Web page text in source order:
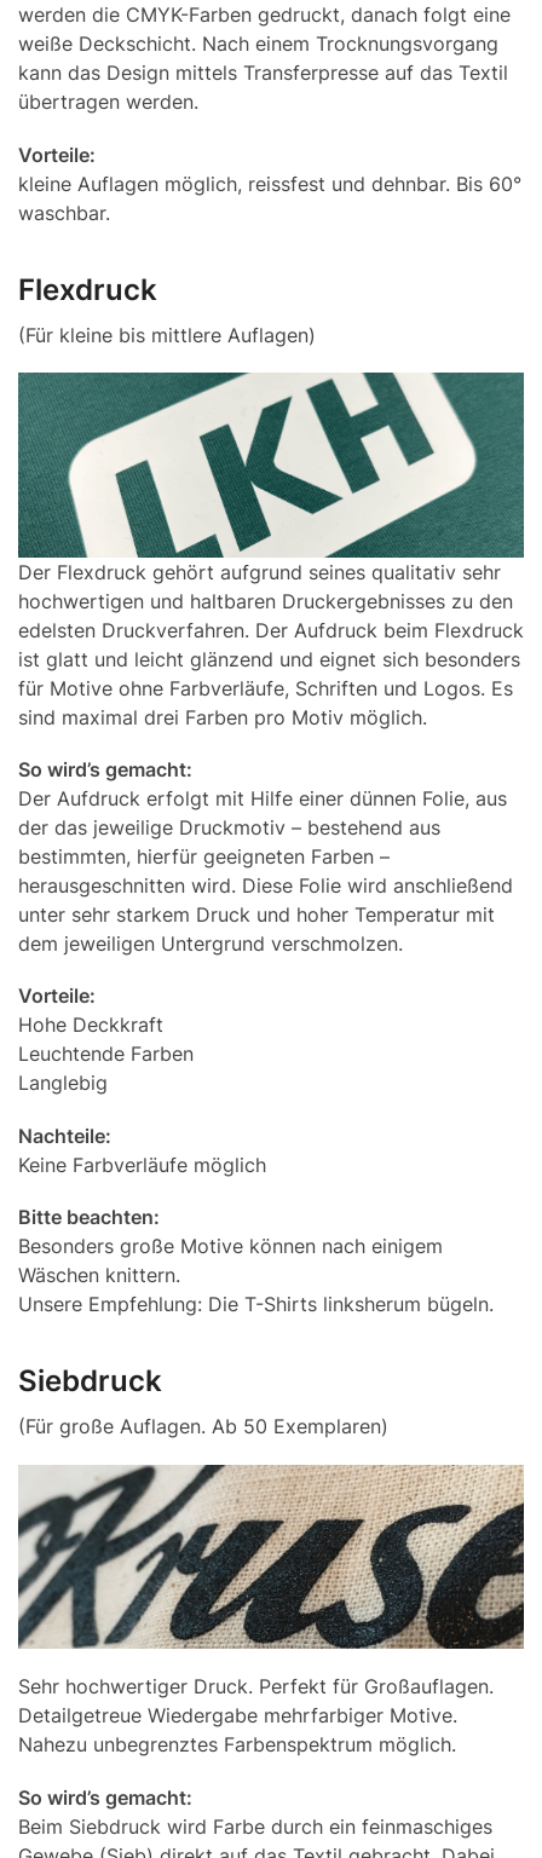
werden die CMYK-Farben gedruckt, danach folgt eine
weiße Deckschicht. Nach einem Trocknungsvorgang
kann das Design mittels Transferpresse auf das Textil
übertragen werden.
Vorteile:
kleine Auflagen möglich, reissfest und dehnbar. Bis 60°
waschbar.
Flexdruck
(Für kleine bis mittlere Auflagen)
Der Flexdruck gehört aufgrund seines qualitativ sehr
hochwertigen und haltbaren Druckergebnisses zu den
edelsten Druckverfahren. Der Aufdruck beim Flexdruck
ist glatt und leicht glänzend und eignet sich besonders
für Motive ohne Farbverläufe, Schriften und Logos. Es
sind maximal drei Farben pro Motiv möglich.
So wird’s gemacht:
Der Aufdruck erfolgt mit Hilfe einer dünnen Folie, aus
der das jeweilige Druckmotiv – bestehend aus
bestimmten, hierfür geeigneten Farben –
herausgeschnitten wird. Diese Folie wird anschließend
unter sehr starkem Druck und hoher Temperatur mit
dem jeweiligen Untergrund verschmolzen.
Vorteile:
Hohe Deckkraft
Leuchtende Farben
Langlebig
Nachteile:
Keine Farbverläufe möglich
Bitte beachten:
Besonders große Motive können nach einigem
Wäschen knittern.
Unsere Empfehlung: Die T-Shirts linksherum bügeln.
Siebdruck
(Für große Auflagen. Ab 50 Exemplaren)
Sehr hochwertiger Druck. Perfekt für Großauflagen.
Detailgetreue Wiedergabe mehrfarbiger Motive.
Nahezu unbegrenztes Farbenspektrum möglich.
So wird’s gemacht:
Beim Siebdruck wird Farbe durch ein feinmaschiges